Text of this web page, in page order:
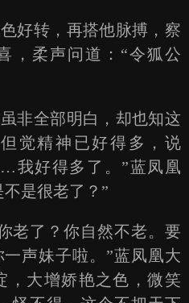
转，再搭他脉搏，察
，柔声问道：“令狐公
全部明白，却也知这
觉精神已好得多，说
我好得多了。”蓝凤凰
是很老了？”
了？你自然不老。要
声妹子啦。”蓝凤凰大
，大增娇艳之色，微笑